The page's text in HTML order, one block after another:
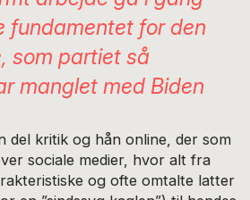
fundamentet for den
som partiet så
manglet med Biden
del kritik og hån online, der som
sociale medier, hvor alt fra
og ofte omtalte latter